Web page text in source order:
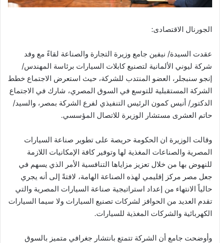
الجورنال الاقتصادى:
عقدت السيدة/ نيفين جامع وزيرة التجارة والصناعة لقاءً مع وفد
شركة ليوني الألمانية لتصنيع كابلات السيارات برئاسة المهندس/
إنجو سنبجلر، العضو المنتدب للشركة، حيث استعرض الاجتماع خطط
الشركة المستقبلية للتوسع في السوق المصري، شارك في الاجتماع
الدكتور/ أنيس كمون الرئيس التنفيذي لفرع الشركة بمصر، والسيد/
حاتم العشرى مستشار الوزيرة للاتصال المؤسسي.
وقالت الوزيرة ان الحكومة حريصة على تطوير صناعة السيارات
المصرية والصناعات المغذية لها وتوفير كافة الإمكانيات اللازمة
للنهوض بها من خلال تعزيز مزاياها التنافسية الأمر الذي يسهم في
جعل مصر مركز إقليمي لهذه الصناعة الهامة، لافتةً إلى أنه يجري
حالياً الانتهاء من إعداد استراتيجية صناعة السيارات المصرية والتي
تقدم العديد من الحوافز لشركات تصنيع السيارات ولا سيما السيارات
الكهربائية والشركات المغذية للسيارات.
وأوضحت جامع أن الشركة تتمتع بانتشار جغرافي متميز بالسوق